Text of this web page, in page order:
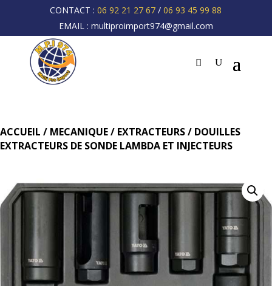
CONTACT :06 92 21 27 67 /06 93 45 99 88
EMAIL : multiproimport974@gmail.com
ACCUEIL / MECANIQUE/ EXTRACTEURS/ DOUILLES
EXTRACTEURS DE SONDE LAMBDA ET INJECTEURS